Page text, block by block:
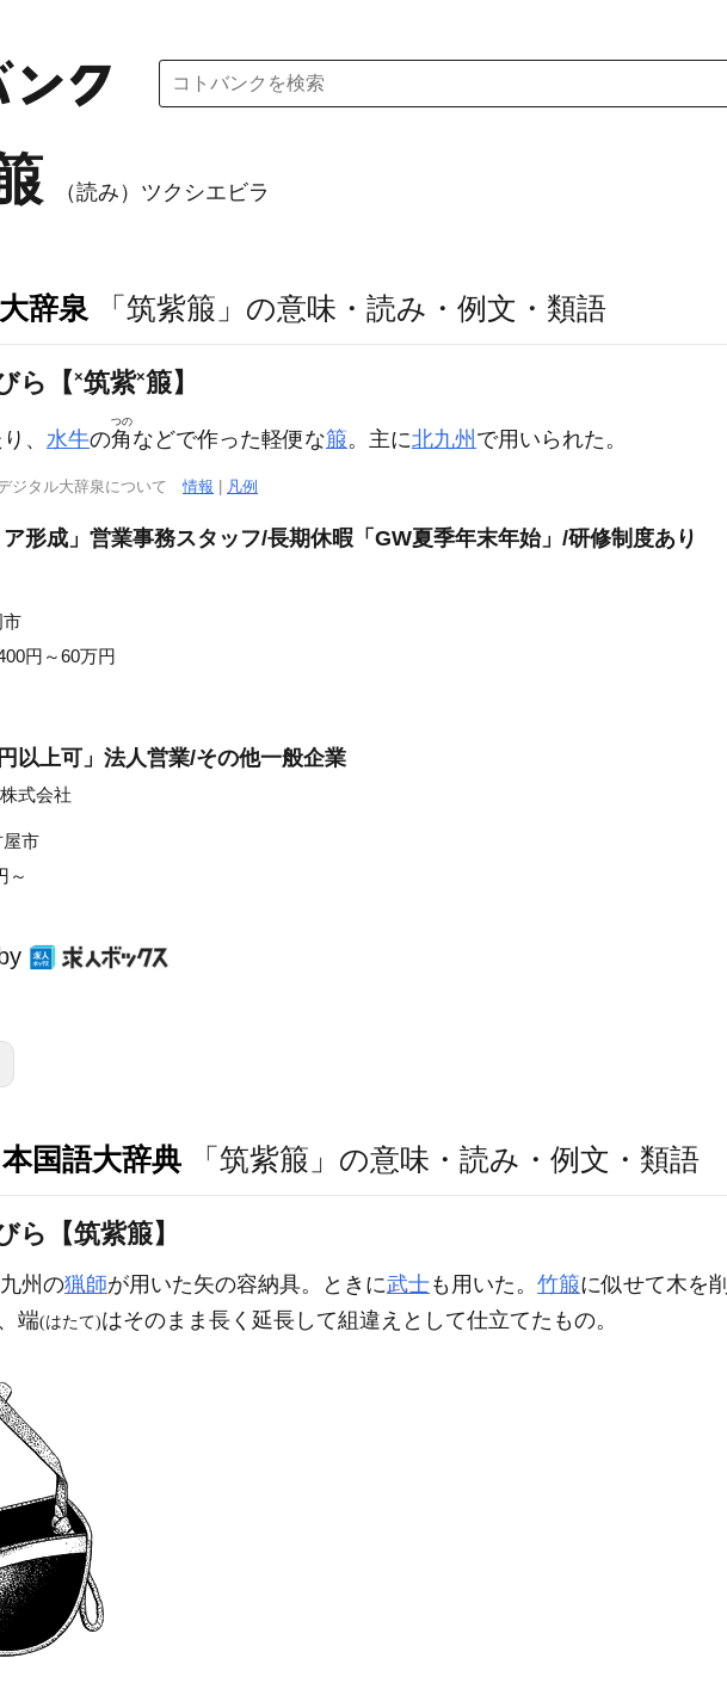
（読み）ツクシエビラ
辞泉 「筑紫箙」の意味・読み・例文・類語
ら【 ×筑紫×箙】
、 水牛の角
つの
などで作った軽便な箙。主に北九州 で用いられた。
ジタル大辞泉について情報 凡例
ア形成」営業事務スタッフ/長期休暇「GW夏季年末年始」/研修制度あり
市
円～60万円
以上可」法人営業/その他一般企業
式会社
市
～
国語大辞典 「筑紫箙」の意味・読み・例文・類語
ら【筑紫箙】
州の猟師が用いた矢の容納具。ときに武士も用いた。 竹箙に似せて木を
端(はたて)はそのまま長く延長して組違えとして仕立てたもの。